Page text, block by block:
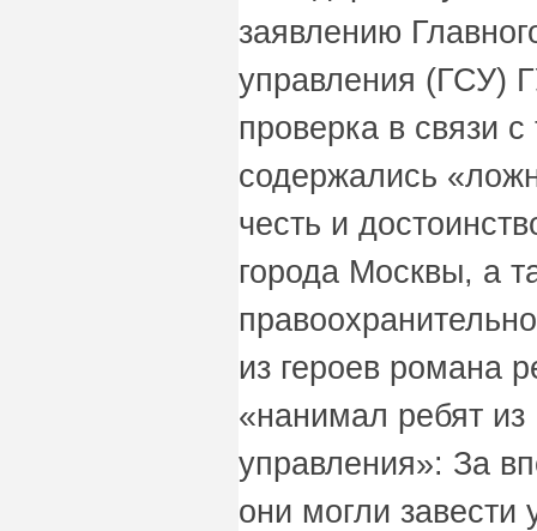
заявлению
управления (ГСУ)
проверка в связи
содержались
честь и
города Москвы, а
из героев романа
«нанимал ребят из
управления»: За
они могли завести